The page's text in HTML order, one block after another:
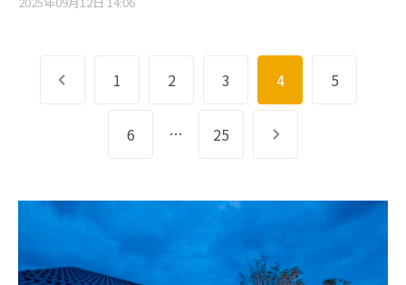
1 2 3 4 5
6 … 25